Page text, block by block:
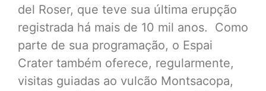
del Roser, que teve sua última erupção
registrada há mais de 10 mil anos. Como
parte de sua programação, o Espai
Crater também oferece, regularmente,
visitas guiadas ao vulcão Montsacopa,